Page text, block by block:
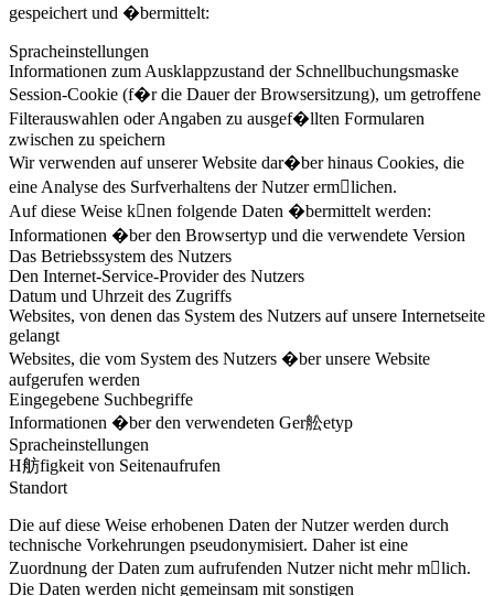
gespeichert und �bermittelt:
Spracheinstellungen
Informationen zum Ausklappzustand der Schnellbuchungsmaske
Session-Cookie (f�r die Dauer der Browsersitzung), um getroffene
Filterauswahlen oder Angaben zu ausgef�llten Formularen
zwischen zu speichern
Wir verwenden auf unserer Website dar�ber hinaus Cookies, die
eine Analyse des Surfverhaltens der Nutzer ermlichen.
Auf diese Weise knen folgende Daten �bermittelt werden:
Informationen �ber den Browsertyp und die verwendete Version
Das Betriebssystem des Nutzers
Den Internet-Service-Provider des Nutzers
Datum und Uhrzeit des Zugriffs
Websites, von denen das System des Nutzers auf unsere Internetseite
gelangt
Websites, die vom System des Nutzers �ber unsere Website
aufgerufen werden
Eingegebene Suchbegriffe
Informationen �ber den verwendeten Ger舩etyp
Spracheinstellungen
H舫figkeit von Seitenaufrufen
Standort
Die auf diese Weise erhobenen Daten der Nutzer werden durch
technische Vorkehrungen pseudonymisiert. Daher ist eine
Zuordnung der Daten zum aufrufenden Nutzer nicht mehr mlich.
Die Daten werden nicht gemeinsam mit sonstigen